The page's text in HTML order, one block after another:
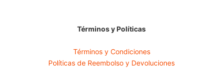
Términos y Políticas
Términos y Condiciones
Políticas de Reembolso y Devoluciones